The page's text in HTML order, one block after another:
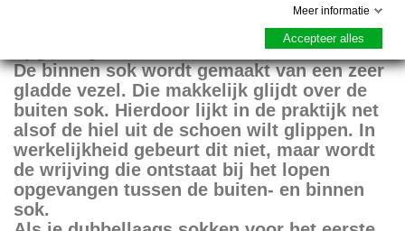
Bij dubbellaags sokken wordt de
veroorzaakte wrijving tijdens het sporten
opgevangen door de binnen- en buiten sok.
De binnen sok wordt gemaakt van een zeer
gladde vezel. Die makkelijk glijdt over de
buiten sok. Hierdoor lijkt in de praktijk net
alsof de hiel uit de schoen wilt glippen. In
werkelijkheid gebeurt dit niet, maar wordt
de wrijving die ontstaat bij het lopen
opgevangen tussen de buiten- en binnen
sok.
Meer informatie
Accepteer alles